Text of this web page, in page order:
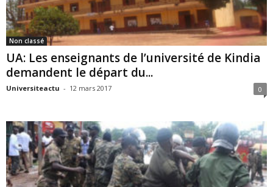
Non classé
UA: Les enseignants de l’université de Kindia
demandent le départ du...
Universiteactu - 12 mars 2017 0